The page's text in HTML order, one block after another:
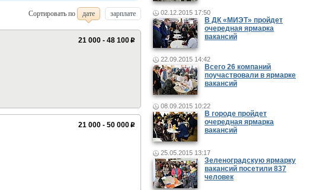
Сортировать по дате зарплате
21 000 - 48 100 p
21 000 - 50 000 p
02.12.2015 17:50
В ДК «МИЭТ» пройдет
очередная ярмарка
вакансий
22.09.2015 14:42
Всего 26 компаний
поучаствовали в ярмарке
вакансий
08.09.2015 10:22
В городе пройдет
очередная ярмарка
вакансий
25.05.2015 13:17
Зеленоградскую ярмарку
вакансий посетили 837
человек